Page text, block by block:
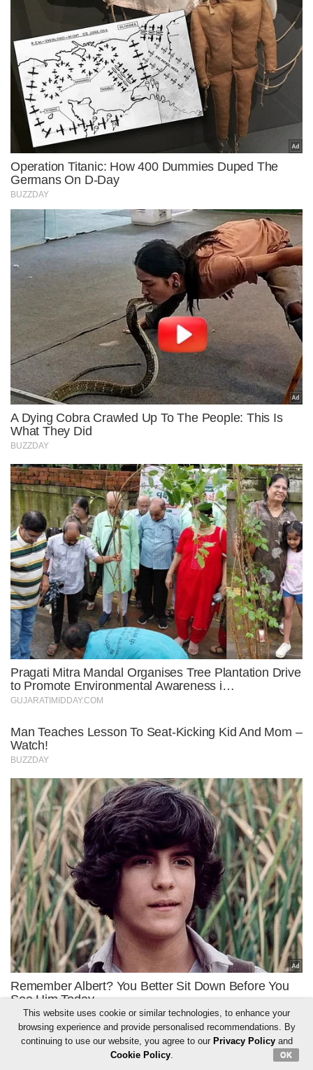
This website uses cookie or similar technologies, to enhance your
browsing experience and provide personalised recommendations. By
continuing to use our website, you agree to our Privacy Policyand
Cookie Policy. OK